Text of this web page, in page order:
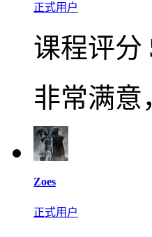
正式用户
课程评分
非常满意
Zoes
正式用户